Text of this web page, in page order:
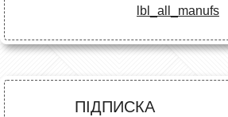
lbl_all_manufs
ПІДПИСКА